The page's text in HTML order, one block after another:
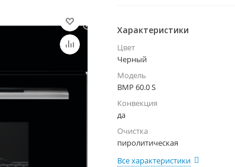
Характеристики
Цвет
Черный
Модель
BMP 60.0 S
Конвекция
да
Очистка
пиролитическая
Все характеристики